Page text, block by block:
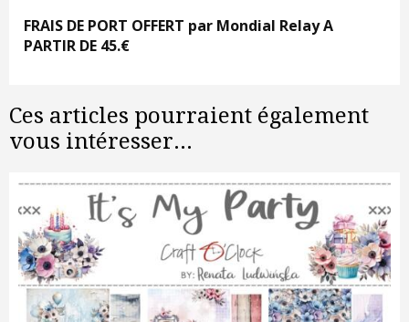
FRAIS DE PORT OFFERT par Mondial Relay A
PARTIR DE 45.€
Ces articles pourraient également
vous intéresser...